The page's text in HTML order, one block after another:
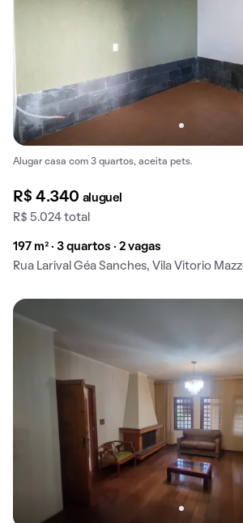
Alugar casa com 3 quartos, aceita pets.
R$ 4.340 aluguel
R$ 5.024 total
197 m² · 3 quartos · 2 vagas
Rua Larival Géa Sanches, Vila Vitorio